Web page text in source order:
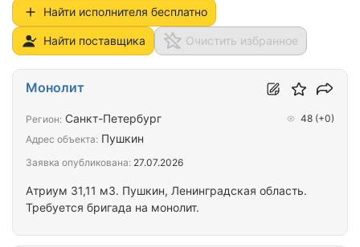
Найти исполнителя бесплатно
Найти поставщика Очистить избранное
Атриум 31,11 м3. Пушкин, Ленинградская область.
Требуется бригада на монолит.
Монолит
Регион: Санкт-Петербург 48 (+0)
Адрес объекта: Пушкин
Заявка опубликована: 27.07.2026